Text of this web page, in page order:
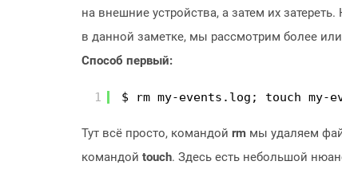
на внешние устройства, а затем их
в данной заметке, мы рассмотрим более
Способ первый:
1 $ rm my-events.log; touch my-
Тут всё просто, командой rm мы удаляем
командой touch. Здесь есть небольшой